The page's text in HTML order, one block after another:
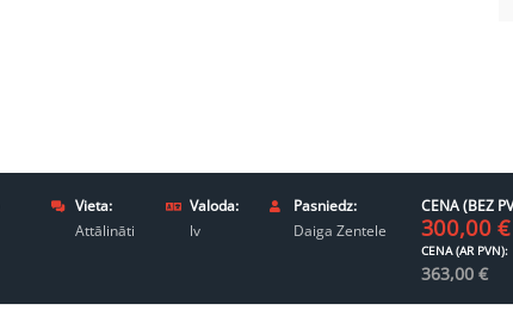
Vieta:
Attālināti
Valoda:
lv
Pasniedz:
Daiga Zentele
CENA (BEZ
300,00 €
CENA (AR PVN):
363,00 €